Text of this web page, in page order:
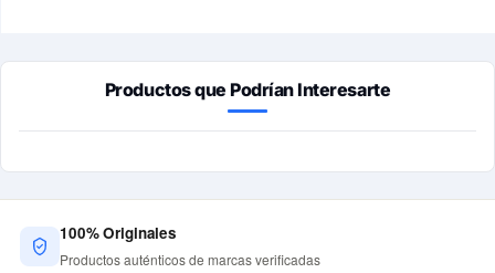
Productos que Podrían Interesarte
100% Originales
Productos auténticos de marcas verificadas